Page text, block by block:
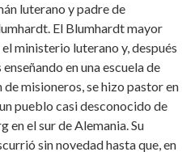
luterano y padre de
El Blumhardt mayor
ministerio luterano y, después
enseñando en una escuela de
misioneros, se hizo pastor en
pueblo casi desconocido de
en el sur de Alemania. Su
sin novedad hasta que, en